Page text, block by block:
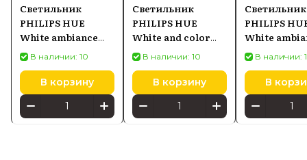
Светильник
PHILIPS HUE
White ambiance
Enrave XL 48W
8718696176474
В наличии: 10
В корзину
Светильник
PHILIPS HUE
White and color
ambiance Argenta
5062431P7, белый
В наличии: 10
В корзину
Светильник
PHILIPS
White
Devere
915005997701
В наличии:
В